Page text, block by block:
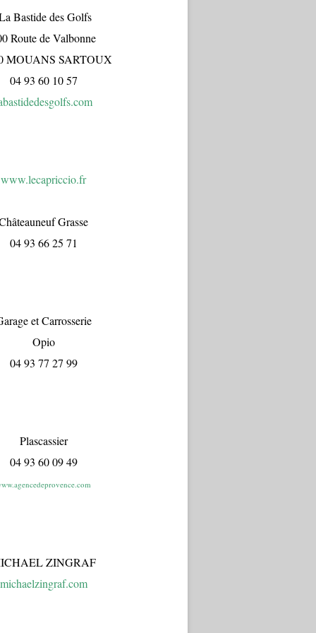
Bastide des Golfs
Route de Valbonne
MOUANS SARTOUX
04 93 60 10 57
www.lecapriccio.fr
Grasse
04 93 66 25 71
et Carrosserie
Opio
04 93 77 27 99
Plascassier
04 93 60 09 49
ZINGRAF
michaelzingraf.com